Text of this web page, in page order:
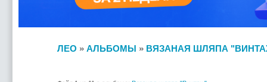
ЛЕО » АЛЬБОМЫ » ВЯЗАНАЯ ШЛЯПА